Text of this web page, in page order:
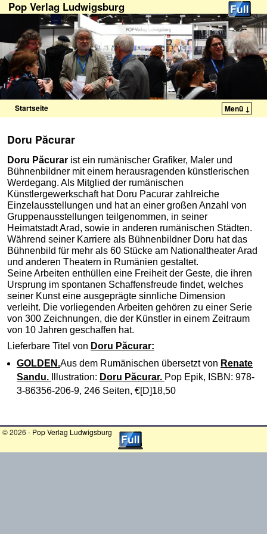
Pop Verlag Ludwigsburg
Startseite Menü ↓
Doru Păcurar
Doru Păcurar ist ein rumänischer Grafiker, Maler und
Bühnenbildner mit einem herausragenden künstlerischen
Werdegang. Als Mitglied der rumänischen
Künstlergewerkschaft hat Doru Pacurar zahlreiche
Einzelausstellungen und hat an einer großen Anzahl von
Gruppenausstellungen teilgenommen, in seiner
Heimatstadt Arad, sowie in anderen rumänischen Städten.
Während seiner Karriere als Bühnenbildner Doru hat das
Bühnenbild für mehr als 60 Stücke am Nationaltheater Arad
und anderen Theatern in Rumänien gestaltet.
Seine Arbeiten enthüllen eine Freiheit der Geste, die ihren
Ursprung im spontanen Schaffensfreude findet, welches
seiner Kunst eine ausgeprägte sinnliche Dimension
verleiht. Die vorliegenden Arbeiten gehören zu einer Serie
von 300 Zeichnungen, die der Künstler in einem Zeitraum
von 10 Jahren geschaffen hat.
Lieferbare Titel von Doru Păcurar:
GOLDEN.Aus dem Rumänischen übersetzt von Renate
Sandu.
Illustration: Doru Păcurar. Pop Epik, ISBN: 978-
3-86356-206-9, 246 Seiten, €[D]18,50
© 2026 - Pop Verlag Ludwigsburg